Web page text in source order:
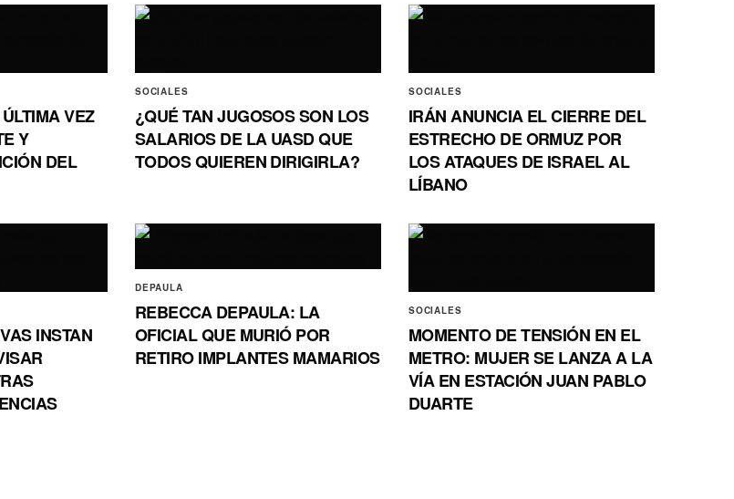
VEZ
Y
DEL
SOCIALES
¿QUÉ TAN JUGOSOS SON LOS
SALARIOS DE LA UASD QUE
TODOS QUIEREN DIRIGIRLA?
SOCIALES
IRÁN ANUNCIA EL CIERRE DEL
ESTRECHO DE ORMUZ POR
LOS ATAQUES DE ISRAEL AL
LÍBANO
INSTAN
DEPAULA
REBECCA DEPAULA: LA
OFICIAL QUE MURIÓ POR
RETIRO IMPLANTES MAMARIOS
SOCIALES
MOMENTO DE TENSIÓN EN EL
METRO: MUJER SE LANZA A LA
VÍA EN ESTACIÓN JUAN PABLO
DUARTE